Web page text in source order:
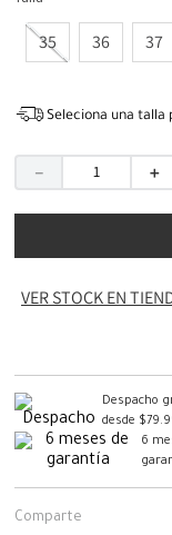
35 36 37
Seleciona una talla
＋
－
VER STOCK EN
Despacho
desde
6
Comparte